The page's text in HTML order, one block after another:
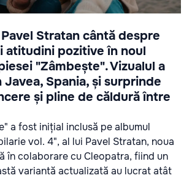
Stratan cântă despre
atitudini pozitive în noul
"Zâmbește". Vizualul a
Spania, și surprinde
și pline de căldură între
a fost inițial inclusă pe albumul
vol. 4", al lui Pavel Stratan, noua
în colaborare cu Cleopatra, fiind un
variantă actualizată au lucrat atât